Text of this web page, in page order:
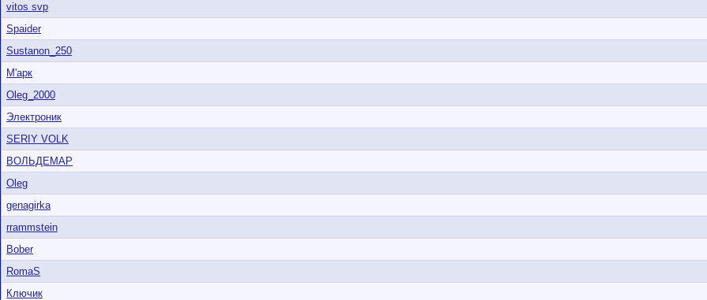
vitos svp
Spaider
Sustanon_250
М'арк
Oleg_2000
Электроник
SERIY VOLK
ВОЛЬДЕМАР
Oleg
genagirka
rrammstein
Bober
RomaS
Ключик